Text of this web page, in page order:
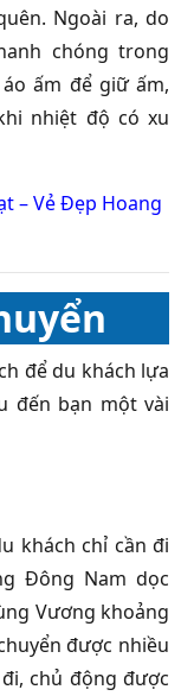
Ngoài ra, do
chóng trong
ấm để giữ ấm,
nhiệt độ có xu
– Vẻ Đẹp Hoang
để du khách lựa
đến bạn một vài
khách chỉ cần đi
Đông Nam dọc
Vương khoảng
được nhiều
chủ động được